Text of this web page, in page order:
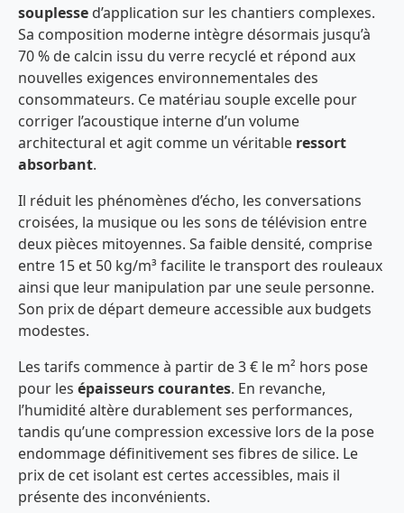
souplesse d’application sur les chantiers complexes.
Sa composition moderne intègre désormais jusqu’à
70 % de calcin issu du verre recyclé et répond aux
nouvelles exigences environnementales des
consommateurs. Ce matériau souple excelle pour
corriger l’acoustique interne d’un volume
architectural et agit comme un véritable ressort
absorbant.
Il réduit les phénomènes d’écho, les conversations
croisées, la musique ou les sons de télévision entre
deux pièces mitoyennes. Sa faible densité, comprise
entre 15 et 50 kg/m³ facilite le transport des rouleaux
ainsi que leur manipulation par une seule personne.
Son prix de départ demeure accessible aux budgets
modestes.
Les tarifs commence à partir de 3 € le m² hors pose
pour les épaisseurs courantes. En revanche,
l’humidité altère durablement ses performances,
tandis qu’une compression excessive lors de la pose
endommage définitivement ses fibres de silice. Le
prix de cet isolant est certes accessibles, mais il
présente des inconvénients.